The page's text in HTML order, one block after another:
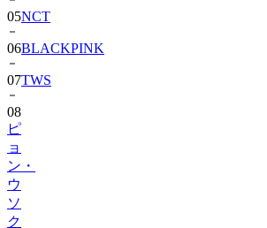
06BLACKPINK
07TWS
08
ピ
ョ
ン・
ウ
ソ
ク
09